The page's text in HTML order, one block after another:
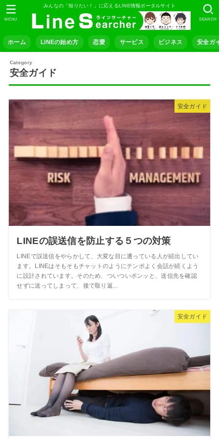
みんなの「知りたい！」に応えるLINE情報ポータルサイト
ホーム LINEの始め方 恋愛 サービス ビジネス 安全ガ
SEARCH
MENU
安全ガイド
安全ガイド
LINEの誤送信を防止する５つの対策
LINEで誤送信をやらかして、大変な目に遭っている人が続出してい
ます。LINEはそもそもチャットのようにテンポよく会話が続くよう
に設計されています。そのため、ついついポンッと、送信先を確認
せずに送ってしまって、後で取り返...
安全ガイド